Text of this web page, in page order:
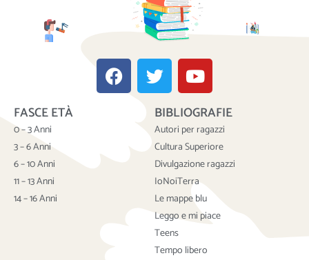
F
a
c
T
w
i
t
t
e
r
Y
o
u
t
u
b
e
FASCE ETÀ
0 – 3 Anni
3 – 6 Anni
6 – 10 Anni
11 – 13 Anni
14 – 16 Anni
BIBLIOGRAFIE
Autori per ragazzi
Cultura Superiore
Divulgazione ragazzi
IoNoiTerra
Le mappe blu
Leggo e mi piace
Teens
Tempo libero